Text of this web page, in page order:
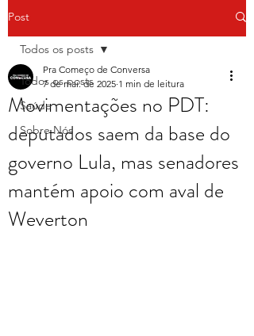
Post
Todos os posts
Saúde
Sobre Nós
Todos os posts
Movimentações no PDT:
deputados saem da base do
governo Lula, mas senadores
mantém apoio com aval de
Weverton
Pra Começo de Conversa
7 de mai. de 2025 1 min de leitura